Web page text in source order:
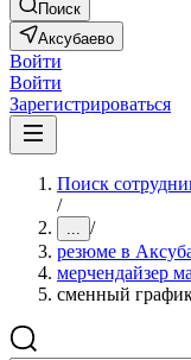
Поиск
Аксубаево
Войти
Войти
Зарегистрироваться
Поиск
/
... /
резюме в
мерчендайзер
сменный